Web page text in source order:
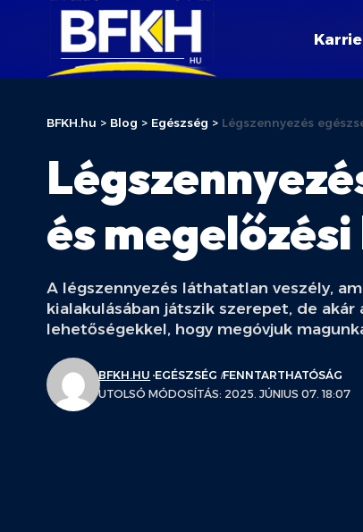
BFKH.hu > Blog > Egészség > Légszennyezés
és
A légszennyezés láthatatlan veszély,
kialakulásában játszik szerepet, de
lehetőségekkel, hogy megóvjuk
UTOLSÓ MÓDOSÍTÁS: 2025. JÚNIUS 07. 18:07
BFKH.HU EGÉSZSÉG FENNTARTHATÓSÁG